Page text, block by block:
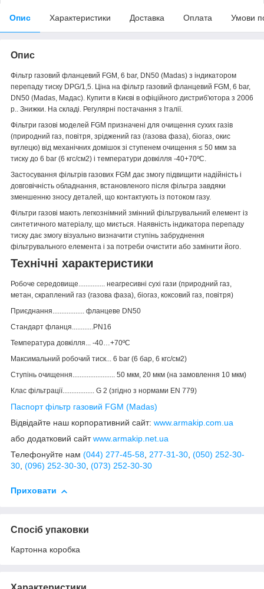
Опис Характеристики Доставка Оплата Умови
Опис
Фільтр газовий фланцевий FGM, 6 bar, DN50 (Madas) з індикатором
перепаду тиску DPG/1,5. Ціна на фільтр газовий фланцевий FGM, 6 bar,
DN50 (Madas, Мадас). Купити в Києві в офіційного дистриб'ютора з 2006
р.. Знижки. На складі. Регулярні постачання з Італії.
Фільтри газові моделей FGM призначені для очищення сухих газів
(природний газ, повітря, зріджений газ (газова фаза), біогаз, окис
вуглецю) від механічних домішок зі ступенем очищення ≤ 50 мкм за
тиску до 6 bar (6 кгс/см2) і температури довкілля -40+70ºС.
Застосування фільтрів газових FGM дає змогу підвищити надійність і
довговічність обладнання, встановленого після фільтра завдяки
зменшенню зносу деталей, що контактують із потоком газу.
Фільтри газові мають легкознімний змінний фільтрувальний елемент із
синтетичного матеріалу, що миється. Наявність індикатора перепаду
тиску дає змогу візуально визначити ступінь забруднення
фільтрувального елемента і за потреби очистити або замінити його.
Технічні характеристики
Робоче середовище............... неагресивні сухі гази (природний газ,
метан, скраплений газ (газова фаза), біогаз, коксовий газ, повітря)
Приєднання.................. фланцеве DN50
Стандарт фланця............PN16
Температура довкілля... -40…+70ºС
Максимальний робочий тиск... 6 bar (6 бар, 6 кгс/см2)
Ступінь очищення........................ 50 мкм, 20 мкм (на замовлення 10 мкм)
Клас фільтрації.................. G 2 (згідно з нормами EN 779)
Паспорт фільтр газовий FGM (Madas)
Відвідайте наш корпоративний сайт: www.armakip.com.ua
або додатковий сайтwww.armakip.net.ua
Телефонуйте нам (044) 277-45-58, 277-31-30, (050) 252-30-
30, (096) 252-30-30, (073) 252-30-30
Приховати
Спосіб упаковки
Картонна коробка